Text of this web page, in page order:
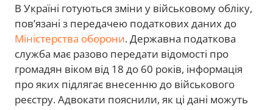
В Україні готуються зміни у військовому обліку,
пов’язані з передачею податкових даних до
Міністерства оборони. Державна податкова
служба має разово передати відомості про
громадян віком від 18 до 60 років, інформація
про яких підлягає внесенню до військового
реєстру. Адвокати пояснили, як ці дані можуть